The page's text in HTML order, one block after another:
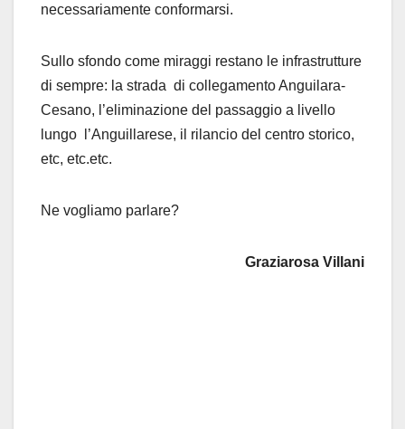
necessariamente conformarsi.
Sullo sfondo come miraggi restano le infrastrutture
di sempre: la strada di collegamento Anguilara-
Cesano, l’eliminazione del passaggio a livello
lungo l’Anguillarese, il rilancio del centro storico,
etc, etc.etc.
Ne vogliamo parlare?
Graziarosa Villani